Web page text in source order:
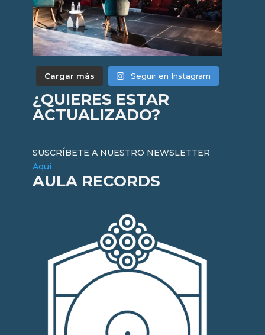
Cargar más Seguir en Instagram
¿QUIERES ESTAR
ACTUALIZADO?
SUSCRÍBETE A NUESTRO NEWSLETTER
Aquí
AULA RECORDS